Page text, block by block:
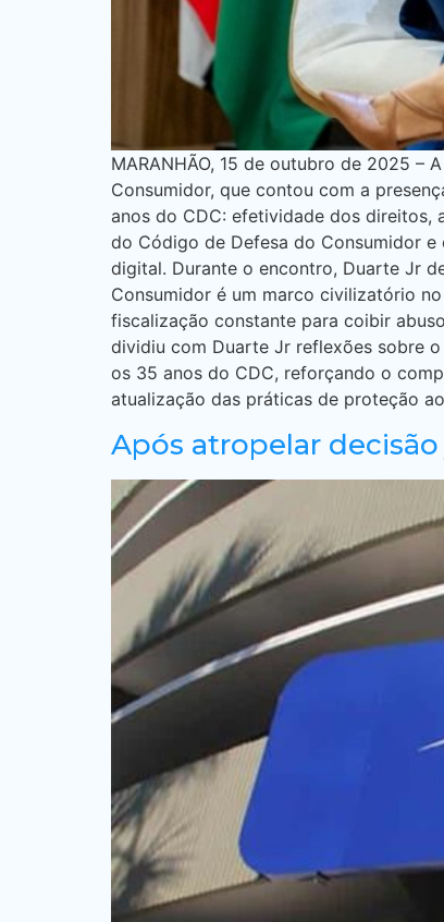
MARANHÃO, 15 de outubro de 2025 –
Consumidor, que contou com a
anos do CDC: efetividade dos direitos,
do Código de Defesa do Consumidor
digital. Durante o encontro, Duarte Jr
Consumidor é um marco civilizatório
fiscalização constante para coibir
dividiu com Duarte Jr reflexões sobre
os 35 anos do CDC, reforçando o
atualização das práticas de proteção
Após atropelar